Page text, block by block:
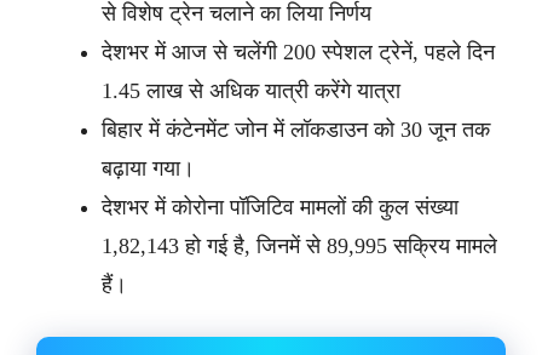
से विशेष ट्रेन चलाने का लिया निर्णय
देशभर में आज से चलेंगी 200 स्पेशल ट्रेनें, पहले दिन
1.45 लाख से अधिक यात्री करेंगे यात्रा
बिहार में कंटेनमेंट जोन में लॉकडाउन को 30 जून तक
बढ़ाया गया।
देशभर में कोरोना पॉजिटिव मामलों की कुल संख्या
1,82,143 हो गई है, जिनमें से 89,995 सक्रिय मामले
हैं।